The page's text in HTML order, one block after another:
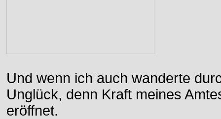
Und wenn ich auch wanderte
Unglück, denn Kraft meines
eröffnet.